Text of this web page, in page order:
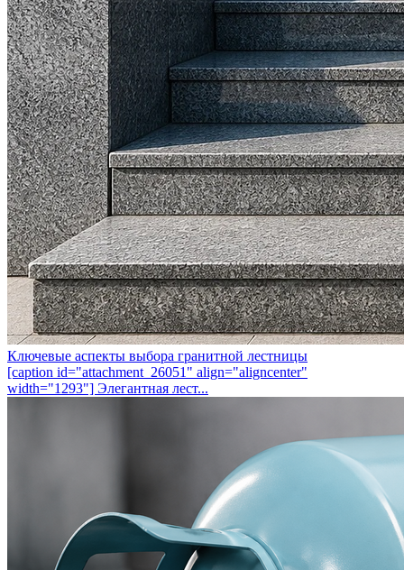
Ключевые аспекты выбора гранитной лестницы
[caption id="attachment_26051" align="aligncenter"
width="1293"] Элегантная лест...